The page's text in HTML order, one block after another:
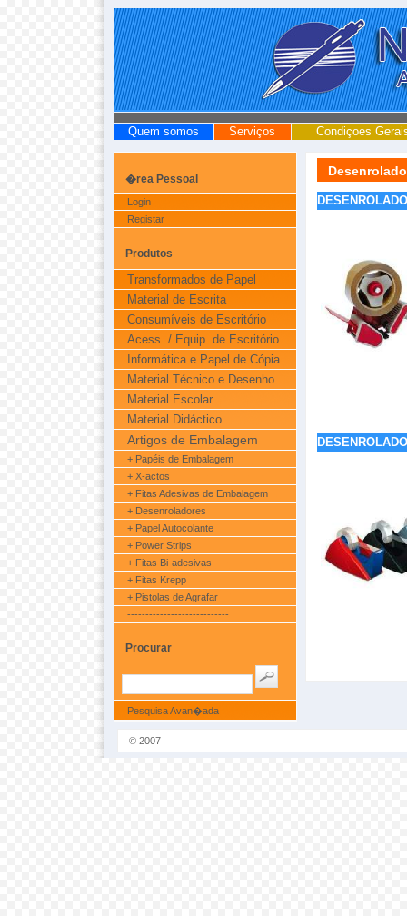
Quem somos Serviços Condiçoes
�rea Pessoal
Login
Registar
Produtos
Transformados de Papel
Material de Escrita
Consumíveis de Escritório
Acess. / Equip. de Escritório
Informática e Papel de Cópia
Material Técnico e Desenho
Material Escolar
Material Didáctico
Artigos de Embalagem
+ Papéis de Embalagem
+ X-actos
+ Fitas Adesivas de Embalagem
+ Desenroladores
+ Papel Autocolante
+ Power Strips
+ Fitas Bi-adesivas
+ Fitas Krepp
+ Pistolas de Agrafar
----------------------------
Procurar
Pesquisa Avan�ada
© 2007